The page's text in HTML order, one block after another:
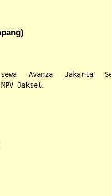
sewa Avanza Jakarta
Jaksel.